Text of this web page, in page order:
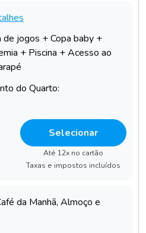
jogos + Copa baby +
+ Piscina + Acesso ao
do Quarto:
Selecionar
Até 12x no cartão
Taxas e impostos incluídos
da Manhã, Almoço e